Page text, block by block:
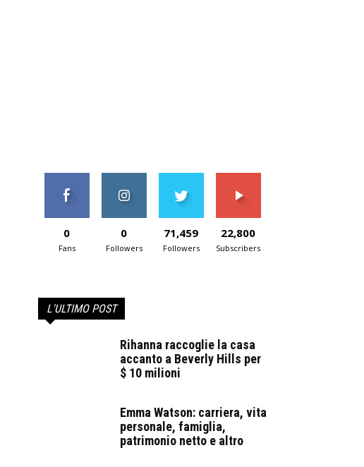
0
Fans
0
Followers
71,459
Followers
22,800
Subscribers
L'ULTIMO POST
Rihanna raccoglie la casa
accanto a Beverly Hills per
$ 10 milioni
Emma Watson: carriera, vita
personale, famiglia,
patrimonio netto e altro